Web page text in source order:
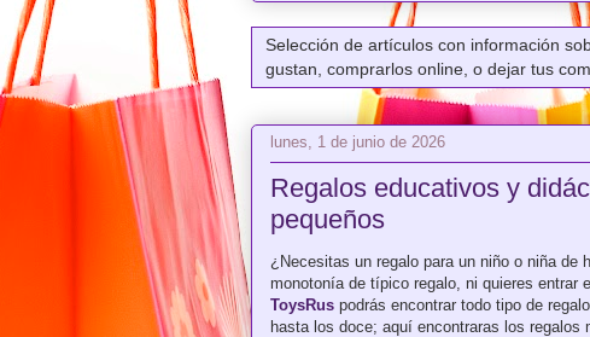
Selección de artículos con información
gustan, comprarlos online, o dejar tus
lunes, 1 de junio de 2026
Regalos educativos y
pequeños
¿Necesitas un regalo para un niño o niña de
monotonía de típico regalo, ni quieres entrar
ToysRus podrás encontrar todo tipo de
hasta los doce; aquí encontraras los regalos